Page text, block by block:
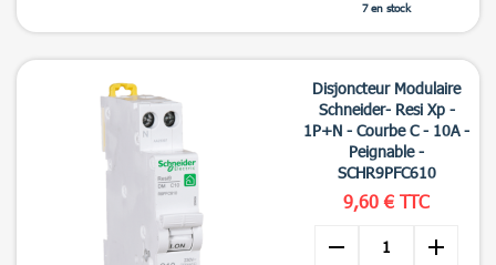

7 en stock
Disjoncteur Modulaire
Schneider- Resi Xp -
1P+N - Courbe C - 10A -
Peignable -
SCHR9PFC610
9,60 € TTC
remove add